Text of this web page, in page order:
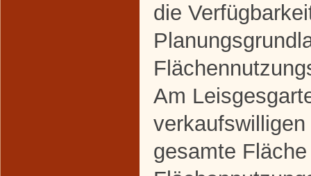
die
Am
gesamte